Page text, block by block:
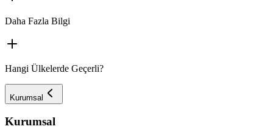
Daha Fazla Bilgi
Hangi Ülkelerde Geçerli?
Kurumsal
Kurumsal